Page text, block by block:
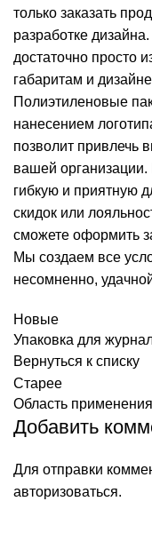
только заказать
разработке
достаточно просто
габаритам и
Полиэтиленовые
нанесением
позволит привлечь
вашей
гибкую и приятную
скидок или
сможете оформить
Мы создаем все
несомненно,
Новые
Упаковка для
Вернуться к списку
Старее
Область
Добавить
Для отправки
авторизоваться.